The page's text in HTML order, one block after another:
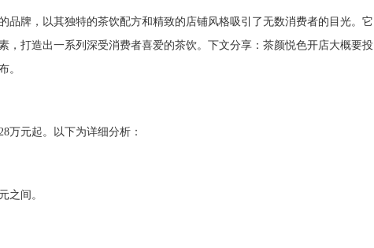
牌，以其独特的茶饮配方和精致的店铺风格吸引了无数消费者的目光。它
，打造出一系列深受消费者喜爱的茶饮。下文分享：茶颜悦色开店大概要投
。
元起。以下为详细分析：
间。